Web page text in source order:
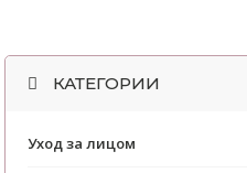
КАТЕГОРИИ
Уход за лицом